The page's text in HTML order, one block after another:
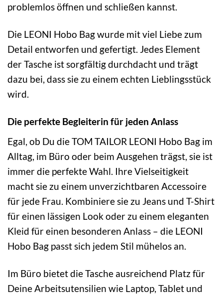
problemlos öffnen und schließen kannst.
Die LEONI Hobo Bag wurde mit viel Liebe zum
Detail entworfen und gefertigt. Jedes Element
der Tasche ist sorgfältig durchdacht und trägt
dazu bei, dass sie zu einem echten Lieblingsstück
wird.
Die perfekte Begleiterin für jeden Anlass
Egal, ob Du die TOM TAILOR LEONI Hobo Bag im
Alltag, im Büro oder beim Ausgehen trägst, sie ist
immer die perfekte Wahl. Ihre Vielseitigkeit
macht sie zu einem unverzichtbaren Accessoire
für jede Frau. Kombiniere sie zu Jeans und T-Shirt
für einen lässigen Look oder zu einem eleganten
Kleid für einen besonderen Anlass – die LEONI
Hobo Bag passt sich jedem Stil mühelos an.
Im Büro bietet die Tasche ausreichend Platz für
Deine Arbeitsutensilien wie Laptop, Tablet und